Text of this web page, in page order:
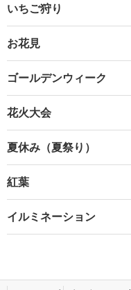
いちご狩り
お花見
ゴールデンウィーク
花火大会
夏休み（夏祭り）
紅葉
イルミネーション